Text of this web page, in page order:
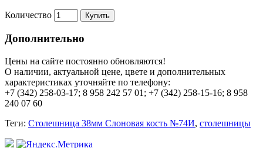
Количество Купить
Дополнительно
Цены на сайте постоянно обновляются!
О наличии, актуальной цене, цвете и дополнительных
характеристиках уточняйте по телефону:
+7 (342) 258-03-17; 8 958 242 57 01; +7 (342) 258-15-16; 8 958
240 07 60
Теги: Столешница 38мм Слоновая кость №74И, столешницы